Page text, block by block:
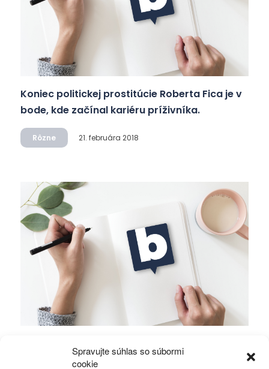
Spravujte súhlas so súbormi
cookie
Koniec politickej prostitúcie Roberta Fica je v
bode, kde začínal kariéru príživníka.
Rôzne 21. februára 2018
Traktorista Pelegríny dobrý základ.